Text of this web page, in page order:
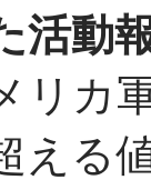
活動
カ
える